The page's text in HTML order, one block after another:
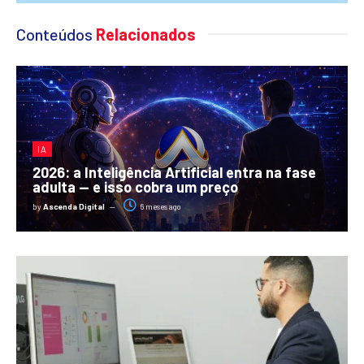
Conteúdos Relacionados
IA
2026: a Inteligência Artificial entra na fase
adulta — e isso cobra um preço
byAscenda Digital 6 meses ago